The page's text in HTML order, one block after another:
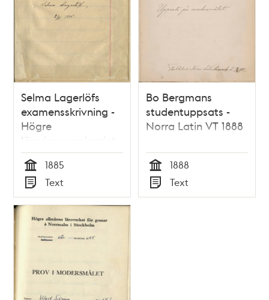
Selma Lagerlöfs
examensskrivning -
Högre
lärarinneseminariet
VT 1885
Tid
1885
Typ
Text
Bo Bergmans
studentuppsats -
Norra Latin VT 1888
Tid
1888
Typ
Text